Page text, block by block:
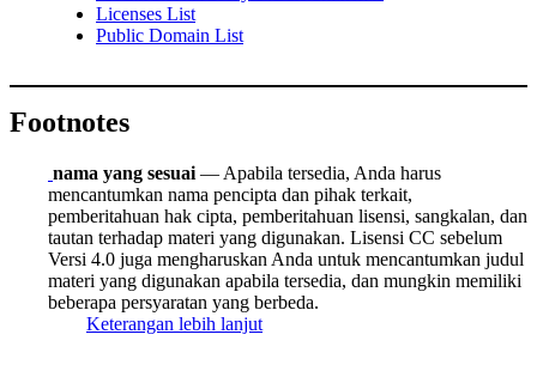
Licenses List
Public Domain List
Footnotes
nama yang sesuai — Apabila tersedia, Anda harus
mencantumkan nama pencipta dan pihak terkait,
pemberitahuan hak cipta, pemberitahuan lisensi, sangkalan, dan
tautan terhadap materi yang digunakan. Lisensi CC sebelum
Versi 4.0 juga mengharuskan Anda untuk mencantumkan judul
materi yang digunakan apabila tersedia, dan mungkin memiliki
beberapa persyaratan yang berbeda.
Keterangan lebih lanjut